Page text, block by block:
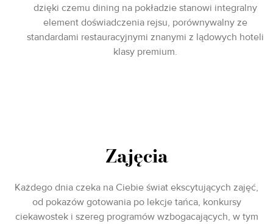
dzięki czemu dining na pokładzie stanowi integralny
element doświadczenia rejsu, porównywalny ze
standardami restauracyjnymi znanymi z lądowych hoteli
klasy premium.
Zajęcia
Każdego dnia czeka na Ciebie świat ekscytujących zajęć,
od pokazów gotowania po lekcje tańca, konkursy
ciekawostek i szereg programów wzbogacających, w tym